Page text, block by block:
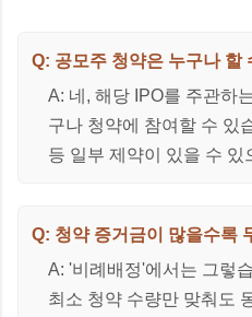
Q: 공모주 청약은 누구나 할
A: 네, 해당 IPO를 주관하
구나 청약에 참여할 수 있
등 일부 제약이 있을 수 있
Q: 청약 증거금이 많을수록
A: '비례배정'에서는 그렇
최소 청약 수량만 맞춰도